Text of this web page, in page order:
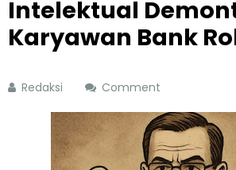
Intelektual
Karyawan Bank
Redaksi Comment